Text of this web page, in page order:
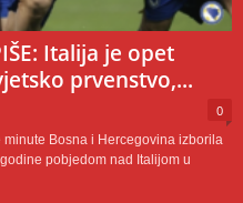
Italija je opet
prvenstvo,...
0
Bosna i Hercegovina izborila
pobjedom nad Italijom u